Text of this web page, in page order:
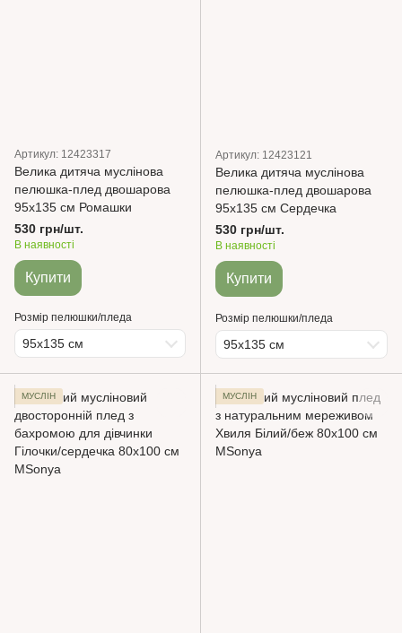
Артикул: 12423317
Велика дитяча муслінова
пелюшка-плед двошарова
95х135 см Ромашки
530 грн/шт.
В наявності
Купити
Розмір пелюшки/пледа
95х135 см
Артикул: 12423121
Велика дитяча муслінова
пелюшка-плед двошарова
95х135 см Сердечка
530 грн/шт.
В наявності
Купити
Розмір пелюшки/пледа
95х135 см
МУСЛІН МУСЛІН